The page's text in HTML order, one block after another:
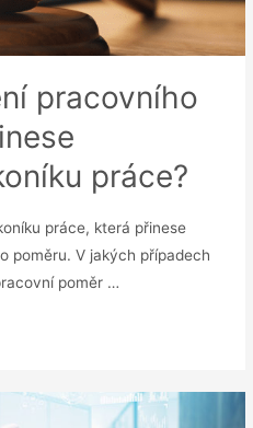
pracovního
práce?
práce, která přinese
poměru. V jakých případech
poměr …